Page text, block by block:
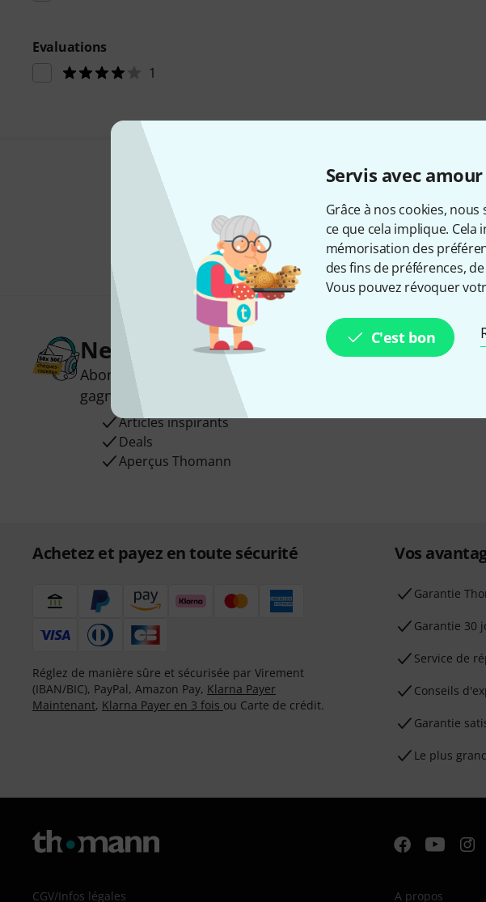
Servis avec amour
Grâce à nos cookies,
ce que cela implique.
mémorisation des
des fins de préférences,
Vous pouvez révoquer
C'est bon
Evaluations
1
Aimez-
Newsletters Thomann
Abonnez-vous à la newsletter Thomann et, avec un peu de
gagnez l'un des 50 bons d'achat d'une valeur de 50 € chacun!
Articles inspirants
Deals
Aperçus Thomann
Achetez et payez en toute sécurité
Réglez de manière sûre et sécurisée par Virement
(IBAN/BIC), PayPal, Amazon Pay, Klarna Payer
Maintenant, Klarna Payer en 3 fois ou Carte de crédit.
Vos
Ga­ran­tie
Garantie 30
Service de
Conseils
Garantie
Le plus
CGV/Infos légales A propos